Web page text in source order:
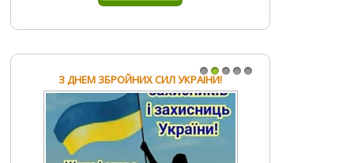
1 2
З ДНЕМ ЗБРОЙНИХ СИЛ УКРАЇНИ!